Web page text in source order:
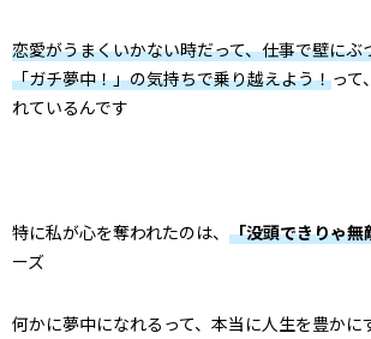
恋愛がうまくいかない時だって、仕事で壁にぶ
「ガチ夢中！」の気持ちで乗り越えよう！って
れているんです
特に私が心を奪われたのは、 「没頭できりゃ無
ーズ
何かに夢中になれるって、本当に人生を豊かに